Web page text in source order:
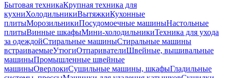
Бытовая техникаКрупная техника для
кухниХолодильникиВытяжкиКухонные
плитыМорозильникиПосудомоечные машиныНастольные
плитыВинные шкафыМини-холодильникиТехника для ухода
за одеждойСтиральные машиныСтиральные машины
встраиваемыеУтюгиОтпаривателиШвейные, вышивальные
машиныПромышленные швейные
машиныОверлокиСушильные машины, шкафыГладильные